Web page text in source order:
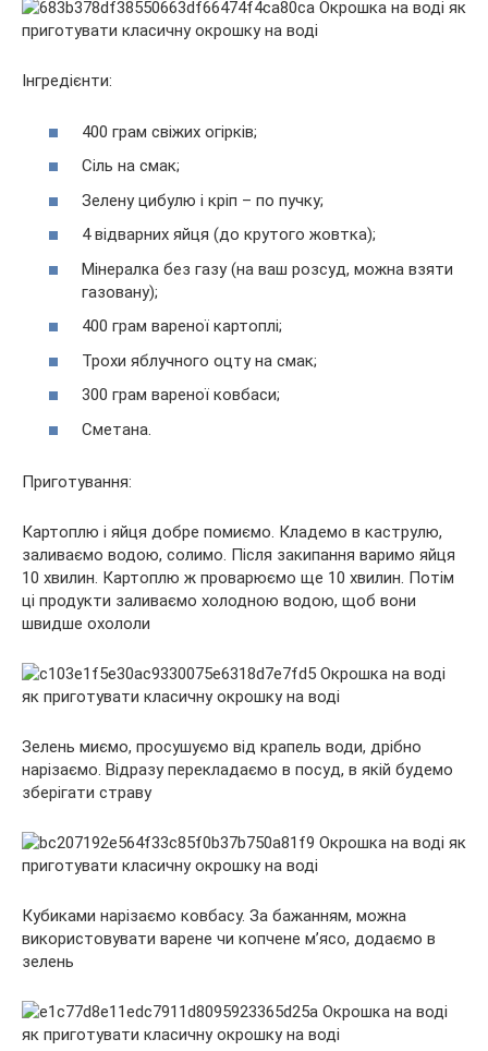
Інгредієнти:
400 грам свіжих огірків;
Сіль на смак;
Зелену цибулю і кріп – по пучку;
4 відварних яйця (до крутого жовтка);
Мінералка без газу (на ваш розсуд, можна взяти
газовану);
400 грам вареної картоплі;
Трохи яблучного оцту на смак;
300 грам вареної ковбаси;
Сметана.
Приготування:
Картоплю і яйця добре помиємо. Кладемо в каструлю,
заливаємо водою, солимо. Після закипання варимо яйця
10 хвилин. Картоплю ж проварюємо ще 10 хвилин. Потім
ці продукти заливаємо холодною водою, щоб вони
швидше охололи
Зелень миємо, просушуємо від крапель води, дрібно
нарізаємо. Відразу перекладаємо в посуд, в якій будемо
зберігати страву
Кубиками нарізаємо ковбасу. За бажанням, можна
використовувати варене чи копчене м’ясо, додаємо в
зелень